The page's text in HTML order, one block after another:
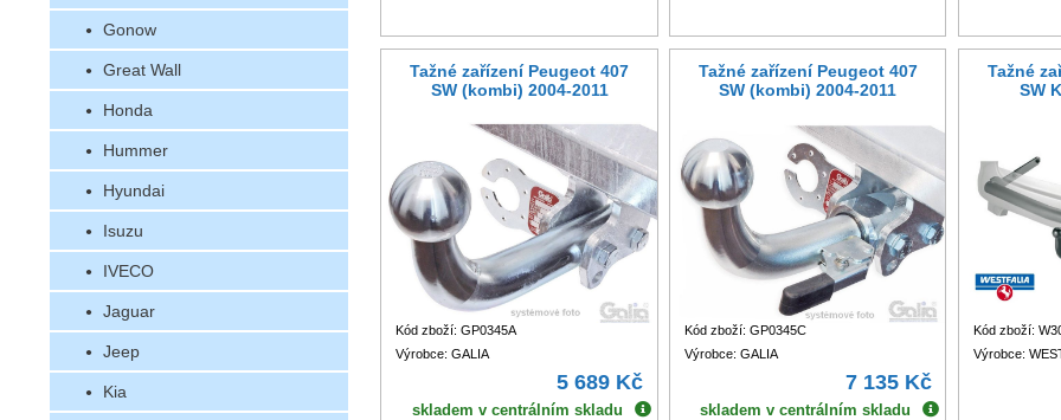
Gonow
Great Wall
Honda
Hummer
Hyundai
Isuzu
IVECO
Jaguar
Jeep
Kia
Tažné zařízení Peugeot 407
SW (kombi) 2004-2011
Kód zboží: GP0345A
Výrobce: GALIA
5 689 Kč
skladem v centrálním skladu
Tažné zařízení Peugeot 407
SW (kombi) 2004-2011
Kód zboží: GP0345C
Výrobce: GALIA
7 135 Kč
skladem v centrálním skladu
Tažné
SW
Kód zboží:
Výrobce: